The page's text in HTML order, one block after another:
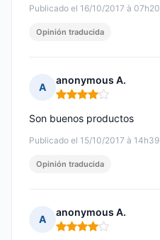
Publicado el 16/10/2017 à 07h20
Opinión traducida
A
anonymous A.
Nota: 4 de 5
Publicado el 15/10/2017 à 14h39
Son buenos productos
Opinión traducida
A
anonymous A.
Nota: 4 de 5